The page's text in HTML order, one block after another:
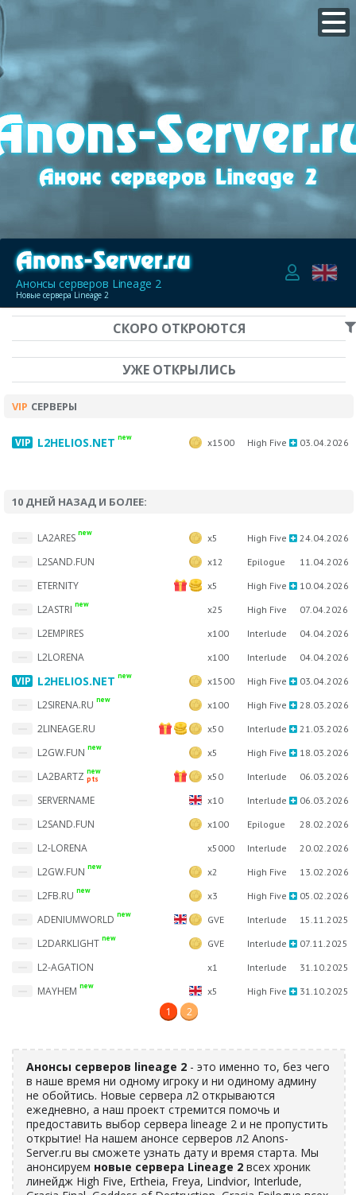
Анонсы серверов Lineage 2
Новые сервера Lineage 2
СКОРО ОТКРОЮТСЯ
УЖЕ ОТКРЫЛИСЬ
VIP СЕРВЕРЫ
L2HELIOS.NET new x1500 High Five 03.04.2026
10 ДНЕЙ НАЗАД И БОЛЕЕ:
LA2ARES new x5 High Five 24.04.2026
L2SAND.FUN x12 Epilogue 11.04.2026
ETERNITY x5 High Five 10.04.2026
L2ASTRI new x25 High Five 07.04.2026
L2EMPIRES x100 Interlude 04.04.2026
L2LORENA x100 Interlude 04.04.2026
L2HELIOS.NET new x1500 High Five 03.04.2026
L2SIRENA.RU new x100 High Five 28.03.2026
2LINEAGE.RU x50 Interlude 21.03.2026
L2GW.FUN new x5 High Five 18.03.2026
LA2BARTZ new
pts
x50 Interlude 06.03.2026
SERVERNAME x10 Interlude 06.03.2026
L2SAND.FUN x100 Epilogue 28.02.2026
L2-LORENA x5000 Interlude 20.02.2026
L2GW.FUN new x2 High Five 13.02.2026
L2FB.RU new x3 High Five 05.02.2026
ADENIUMWORLD new GVE Interlude 15.11.2025
L2DARKLIGHT new GVE Interlude 07.11.2025
L2-AGATION x1 Interlude 31.10.2025
MAYHEM new x5 High Five 31.10.2025
1 2
Анонсы серверов lineage 2 - это именно то, без чего
в наше время ни одному игроку и ни одиному админу
не обойтись. Новые сервера л2 открываются
ежедневно, а наш проект стремится помочь и
предоставить выбор сервера lineage 2 и не пропустить
открытие! На нашем анонсе серверов л2 Anons-
Server.ru вы сможете узнать дату и время старта. Мы
анонсируем новые сервера Lineage 2 всех хроник
линейдж High Five, Ertheia, Freya, Lindvior, Interlude,